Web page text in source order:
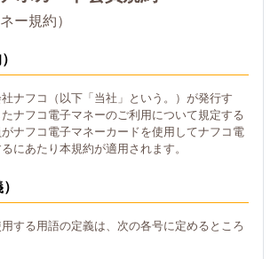
ー規約）
ナフコ（以下「当社」という。）が発行す
ナフコ電子マネーのご利用について規定する
ナフコ電子マネーカードを使用してナフコ電
にあたり本規約が適用されます。
する用語の定義は、次の各号に定めるところ